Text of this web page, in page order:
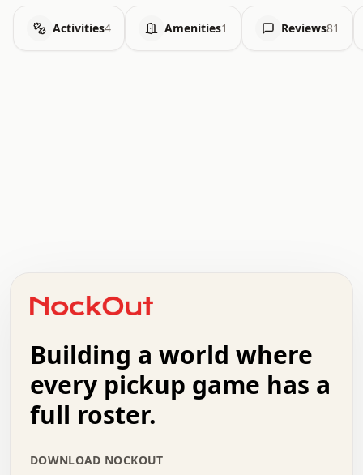
Activities4 Amenities1 Reviews81
+   .   .   .   .   .   .   .   .   .   +   .   .
.   .   .   .   .   .   .   .   .   .   .   :   .
.   .   .   .   +   .   .   .   .   .   .   .   +
.   :   .   .   .   .   .   .   .   .   o   .   .
.   .   x   .   .   .   .   .   .   :   .   .   o
.   .   .   .   :   .   .   .   .   o   .   .   .
.   .   .   .   .   .   .   :   .   .   .   .   .
Building a world where
every pickup game has a
full roster.
DOWNLOAD NOCKOUT